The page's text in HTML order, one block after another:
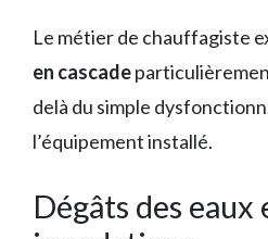
Le métier de chauffagiste
en cascade
delà du simple
l’équipement installé.
Dégâts des eaux